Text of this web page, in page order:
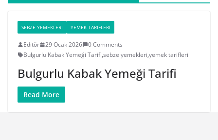
SEBZE YEMEKLERI YEMEK TARIFLERI
Editör 29 Ocak 2026
0 Comments
Bulgurlu Kabak Yemeği Tarifi,sebze yemekleri,yemek tarifleri
Bulgurlu Kabak Yemeği Tarifi
Read More